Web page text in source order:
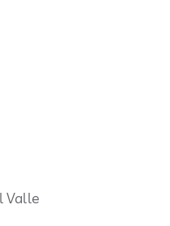
Valle